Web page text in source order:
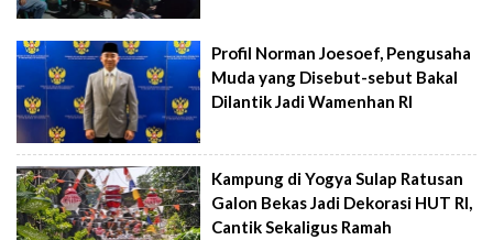
Profil Norman Joesoef, Pengusaha
Muda yang Disebut-sebut Bakal
Dilantik Jadi Wamenhan RI
Kampung di Yogya Sulap Ratusan
Galon Bekas Jadi Dekorasi HUT RI,
Cantik Sekaligus Ramah